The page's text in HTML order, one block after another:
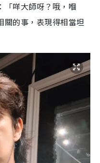
「咩大師呀？哦，嗰
關的事，表現得相當坦